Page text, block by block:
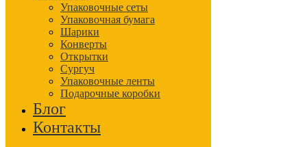
Упаковочные сеты
Упаковочная бумага
Шарики
Конверты
Открытки
Сургуч
Упаковочные ленты
Подарочные коробки
Блог
Контакты